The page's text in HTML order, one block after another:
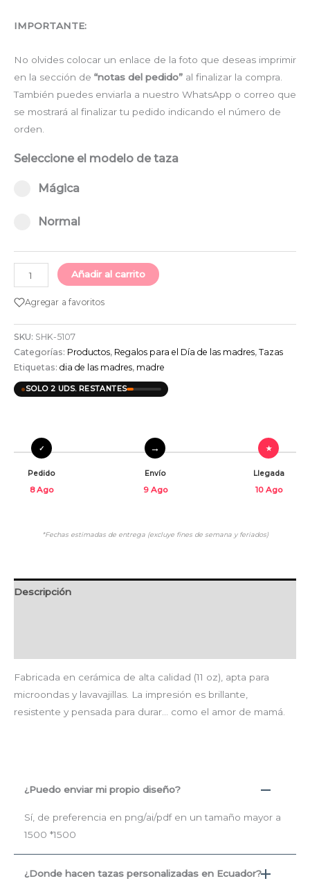
IMPORTANTE:
No olvides colocar un enlace de la foto que deseas imprimir
en la sección de “notas del pedido” al finalizar la compra.
También puedes enviarla a nuestro WhatsApp o correo que
se mostrará al finalizar tu pedido indicando el número de
orden.
Seleccione el modelo de taza
Select pa_taza
Mágica
Mágica option for pa_taza
Normal
Normal option for pa_taza
Añadir al carrito
Agregar a favoritos
SKU: SHK-5107
Categorías: Productos, Regalos para el Día de las madres, Tazas
Etiquetas: dia de las madres, madre
SOLO 2 UDS. RESTANTES
Pedido
8 Ago
Envío
9 Ago
Llegada
10 Ago
*Fechas estimadas de entrega (excluye fines de semana y feriados)
Descripción
Fabricada en cerámica de alta calidad (11 oz), apta para
microondas y lavavajillas. La impresión es brillante,
resistente y pensada para durar… como el amor de mamá.
¿Puedo enviar mi propio diseño?
Sí, de preferencia en png/ai/pdf en un tamaño mayor a
1500 *1500
¿Donde hacen tazas personalizadas en Ecuador?